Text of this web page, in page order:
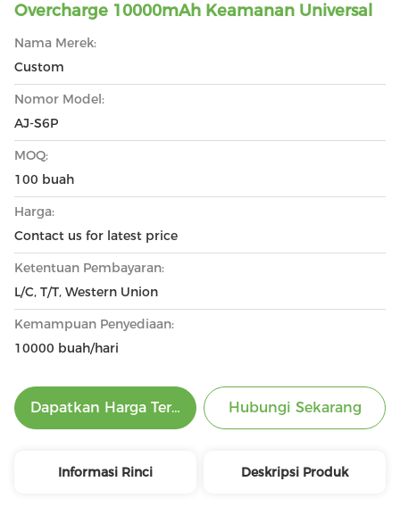
Overcharge 10000mAh Keamanan Universal
Nama Merek:
Custom
Nomor Model:
AJ-S6P
MOQ:
100 buah
Harga:
Contact us for latest price
Ketentuan Pembayaran:
L/C, T/T, Western Union
Kemampuan Penyediaan:
10000 buah/hari
Dapatkan Harga Terbaik Hubungi Sekarang
Informasi Rinci Deskripsi Produk